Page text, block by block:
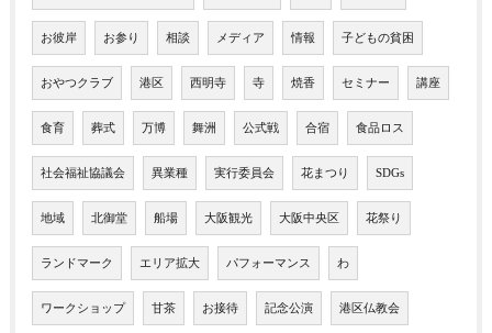
お彼岸 お参り 相談 メディア 情報 子どもの貧困
おやつクラブ 港区 西明寺 寺 焼香 セミナー 講座
食育 葬式 万博 舞洲 公式戦 合宿 食品ロス
社会福祉協議会 異業種 実行委員会 花まつり SDGs
地域 北御堂 船場 大阪観光 大阪中央区 花祭り
ランドマーク エリア拡大 パフォーマンス わ
ワークショップ 甘茶 お接待 記念公演 港区仏教会